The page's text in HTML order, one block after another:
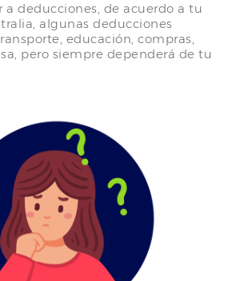
a deducciones, de acuerdo a tu
algunas deducciones
educación, compras,
pero siempre dependerá de tu